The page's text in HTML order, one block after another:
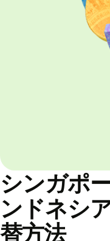
シンガポ
ンドネシ
替方法